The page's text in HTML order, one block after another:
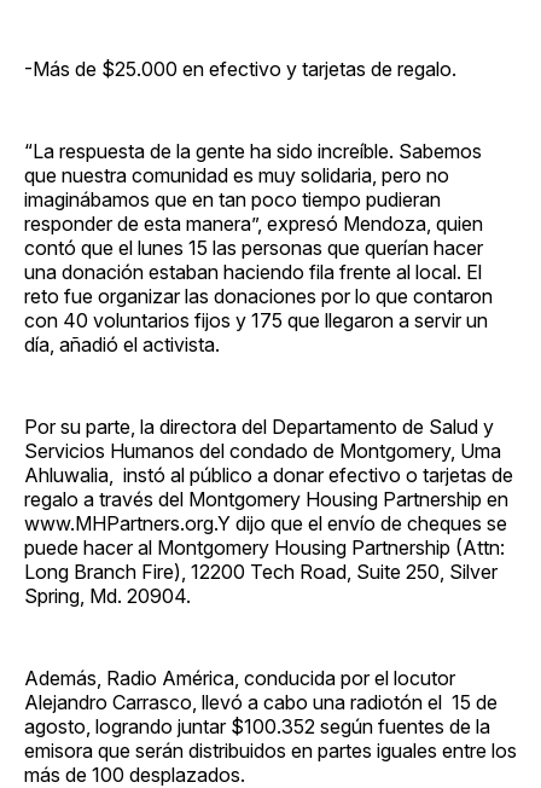
-Más de $25.000 en efectivo y tarjetas de regalo.
“La respuesta de la gente ha sido increíble. Sabemos
que nuestra comunidad es muy solidaria, pero no
imaginábamos que en tan poco tiempo pudieran
responder de esta manera”, expresó Mendoza, quien
contó que el lunes 15 las personas que querían hacer
una donación estaban haciendo fila frente al local. El
reto fue organizar las donaciones por lo que contaron
con 40 voluntarios fijos y 175 que llegaron a servir un
día, añadió el activista.
Por su parte, la directora del Departamento de Salud y
Servicios Humanos del condado de Montgomery, Uma
Ahluwalia, instó al público a donar efectivo o tarjetas de
regalo a través del Montgomery Housing Partnership en
www.MHPartners.org.Y dijo que el envío de cheques se
puede hacer al Montgomery Housing Partnership (Attn:
Long Branch Fire), 12200 Tech Road, Suite 250, Silver
Spring, Md. 20904.
Además, Radio América, conducida por el locutor
Alejandro Carrasco, llevó a cabo una radiotón el 15 de
agosto, logrando juntar $100.352 según fuentes de la
emisora que serán distribuidos en partes iguales entre los
más de 100 desplazados.